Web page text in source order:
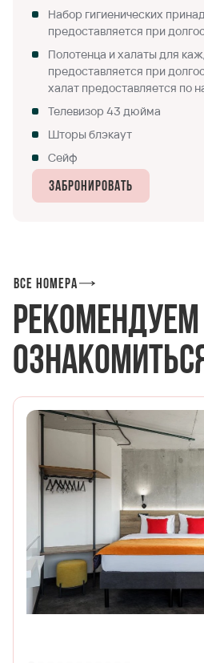
Набор гигиенических
предоставляется при
Полотенца и халаты для
предоставляется при
халат предоставляется по
Телевизор 43 дюйма
Шторы блэкаут
Сейф
Забронировать
Все номера
Рекомендуем